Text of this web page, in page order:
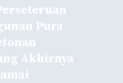
Pura
Akhirnya